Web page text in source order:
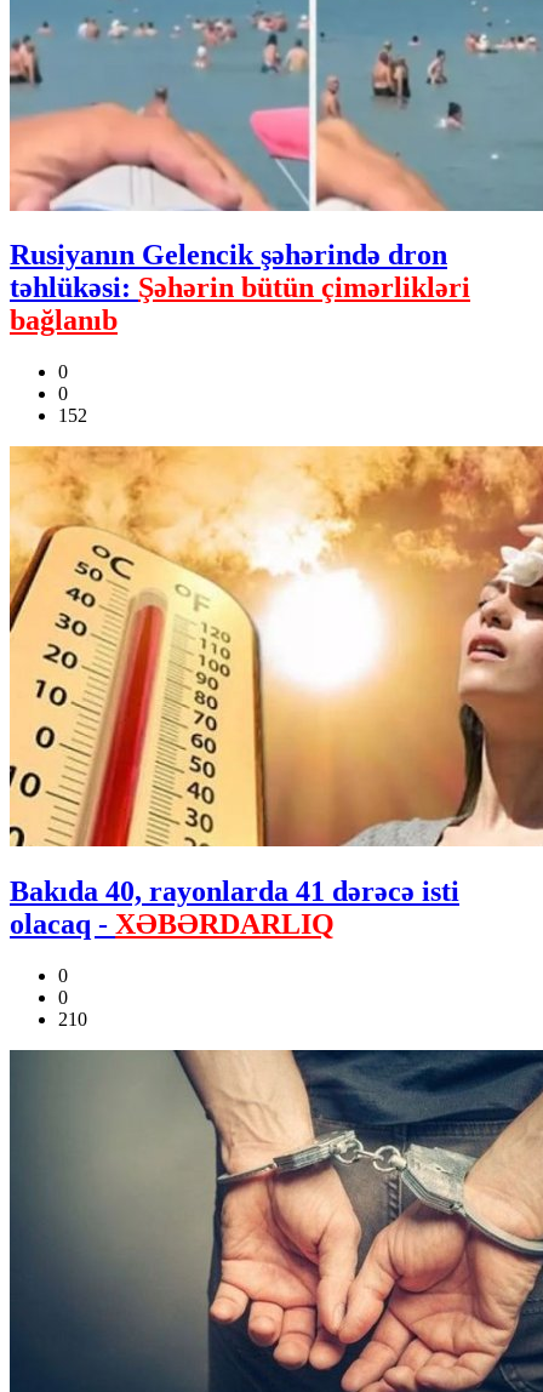
Rusiyanın Gelencik şəhərində dron
təhlükəsi: Şəhərin bütün çimərlikləri
bağlanıb
0
0
152
Bakıda 40, rayonlarda 41 dərəcə isti
olacaq - XƏBƏRDARLIQ
0
0
210